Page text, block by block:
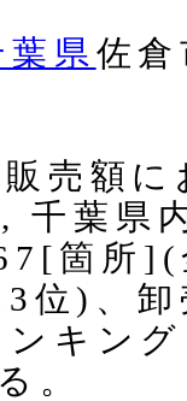
葉県 佐
販売額
千葉県
箇所
位)、
キン
。